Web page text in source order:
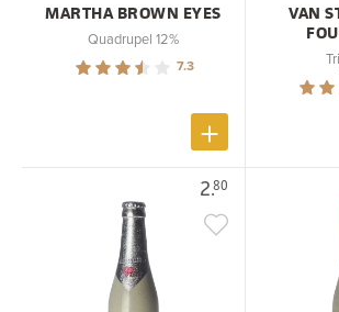
MARTHA BROWN EYES
Quadrupel 12%
7.3
VAN
2.80